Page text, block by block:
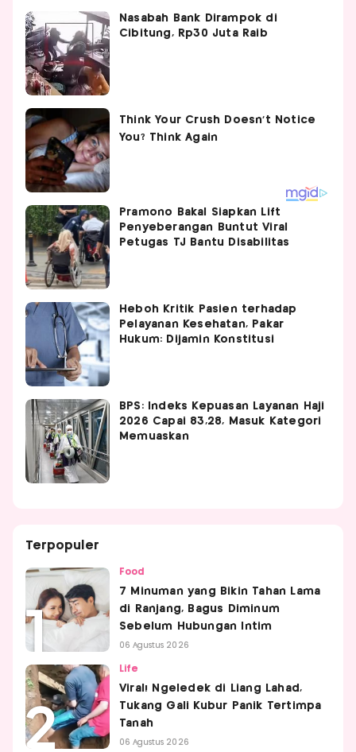
Nasabah Bank Dirampok di
Cibitung, Rp30 Juta Raib
Pramono Bakal Siapkan Lift
Penyeberangan Buntut Viral
Petugas TJ Bantu Disabilitas
Heboh Kritik Pasien terhadap
Pelayanan Kesehatan, Pakar
Hukum: Dijamin Konstitusi
BPS: Indeks Kepuasan Layanan Haji
2026 Capai 83,28, Masuk Kategori
Memuaskan
Terpopuler
Food
7 Minuman yang Bikin Tahan Lama
di Ranjang, Bagus Diminum
Sebelum Hubungan Intim
06 Agustus 2026
Life
Viral! Ngeledek di Liang Lahad,
Tukang Gali Kubur Panik Tertimpa
Tanah
06 Agustus 2026